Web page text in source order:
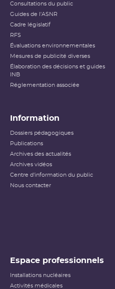
Consultations du public
Guides de l'ASNR
Cadre législatif
RFS
Évaluations environnementales
Mesures de publicité diverses
Élaboration des décisions et guides
INB
Réglementation associée
Information
Dossiers pédagogiques
Publications
Archives des actualités
Archives vidéos
Centre d'information du public
Nous contacter
Espace professionnels
Installations nucléaires
Activités médicales